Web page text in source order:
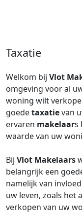
Taxatie
Welkom bij Vlot
omgeving voor al
woning wilt
goedetaxatievan
ervaren makelaars
waarde van uw
Bij Vlot Makelaars
belangrijk een
namelijk van
uw leven, zoals het
verkopen van uw